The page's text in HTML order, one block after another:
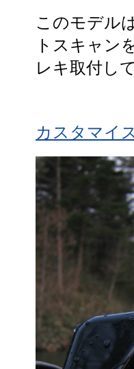
このモデル
トスキャン
レキ取付し
カスタマイ